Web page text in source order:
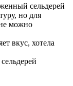
сельдерей
но для
можно
вкус, хотела